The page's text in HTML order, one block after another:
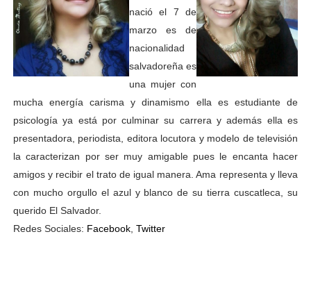
nació el 7 de
marzo es de
nacionalidad
salvadoreña es
una mujer con
mucha energía carisma y dinamismo ella es estudiante de
psicología ya está por culminar su carrera y además ella es
presentadora, periodista, editora locutora y modelo de televisión
la caracterizan por ser muy amigable pues le encanta hacer
amigos y recibir el trato de igual manera. Ama representa y lleva
con mucho orgullo el azul y blanco de su tierra cuscatleca, su
querido El Salvador.
Redes Sociales: Facebook, Twitter